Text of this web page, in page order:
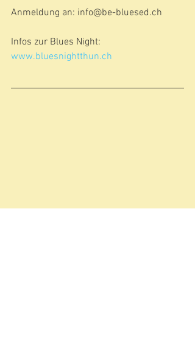
Anmeldung an: info@be-bluesed.ch
Infos zur Blues Night:
www.bluesnightthun.ch